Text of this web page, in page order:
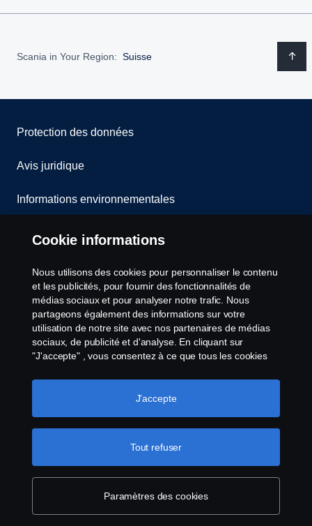
Scania in Your Region: Suisse
Protection des données
Avis juridique
Informations environnementales
Whistleblowing
Contact
Cookies politique
Paramètres des cookies
© Copyright Scania 2025 All rights reserved. Scania
CV AB (publ), SE-151 87 Södertälje, Sweden, Tel:
+46-8-55 38 10 00, Fax: +46-8-55 38 10 37.
Cookie informations
Nous utilisons des cookies pour personnaliser le contenu
et les publicités, pour fournir des fonctionnalités de
médias sociaux et pour analyser notre trafic. Nous
partageons également des informations sur votre
utilisation de notre site avec nos partenaires de médias
sociaux, de publicité et d'analyse. En cliquant sur
"J'accepte" , vous consentez à ce que tous les cookies
Vous pouvez également gérer vos cookies en cliquant
sur "Paramètres des cookies" et en sélectionnant les
les cookies, que vous trouverez en cliquant sur le lien
situé sous ce texte. Pour en savoir plus sur la
protection de votre vie privée
Paramètres des cookies
Tout refuser
J'accepte